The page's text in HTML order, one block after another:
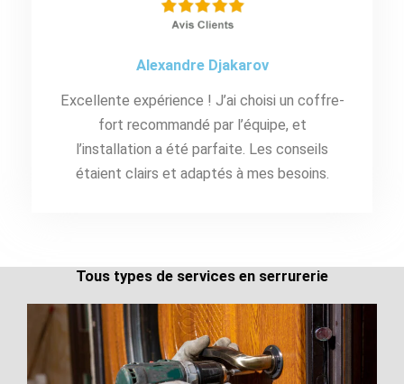
Alexandre Djakarov
Excellente expérience ! J’ai choisi un coffre-
fort recommandé par l’équipe, et
l’installation a été parfaite. Les conseils
étaient clairs et adaptés à mes besoins.
Tous types de services en serrurerie